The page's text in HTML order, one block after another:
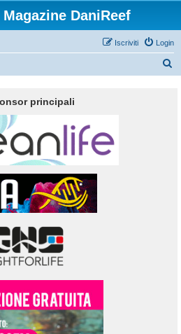
DaniReef
Login
Iscriviti
principali